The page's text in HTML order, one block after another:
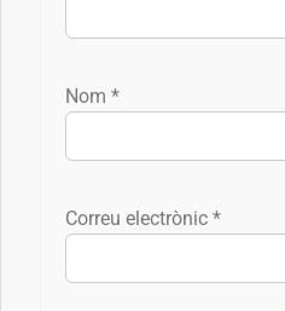
Nom *
Correu electrònic *